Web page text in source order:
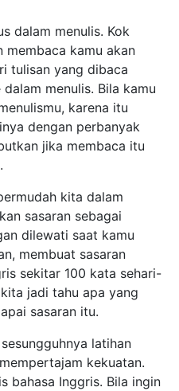
dalam menulis. Kok
membaca kamu akan
tulisan yang dibaca
menulis. Bila kamu
karena itu
dengan perbanyak
jika membaca itu
kita dalam
sasaran sebagai
dilewati saat kamu
membuat sasaran
sekitar 100 kata sehari-
jadi tahu apa yang
sasaran itu.
latihan
kekuatan.
bahasa Inggris. Bila ingin